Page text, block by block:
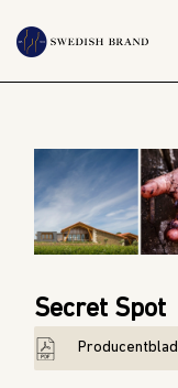
PRIVATKUND
RESTAURANG
PRODUCENTER
OM OSS
WEBBSHOP
Secret Spot
Producentblad